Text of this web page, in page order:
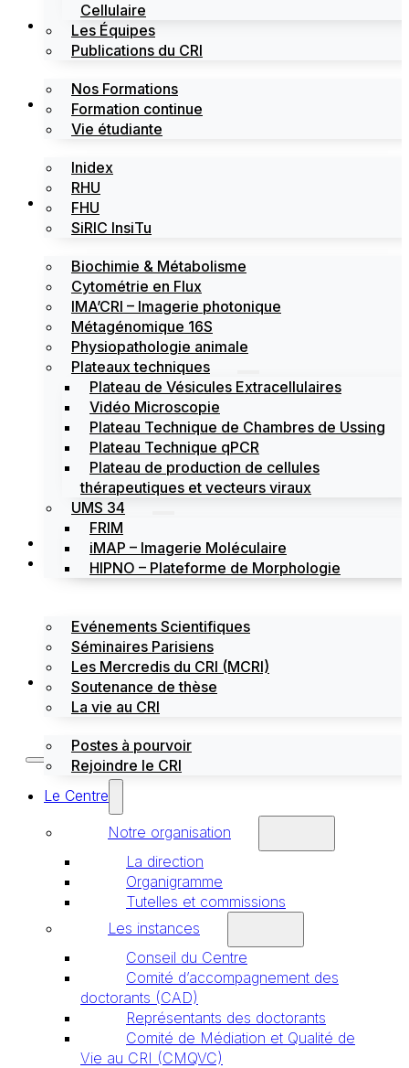
Cellulaire
Les Équipes
Publications du CRI
Formations
Nos Formations
Formation continue
Vie étudiante
Labels
Inidex
RHU
FHU
SiRIC InsiTu
Les plateformes
Biochimie & Métabolisme
Cytométrie en Flux
IMA’CRI – Imagerie photonique
Métagénomique 16S
Physiopathologie animale
Plateaux techniques
Plateau de Vésicules Extracellulaires
Vidéo Microscopie
Plateau Technique de Chambres de Ussing
Plateau Technique qPCR
Plateau de production de cellules
thérapeutiques et vecteurs viraux
UMS 34
FRIM
iMAP – Imagerie Moléculaire
HIPNO – Plateforme de Morphologie
Actualités
Évènements
Evénements Scientifiques
Séminaires Parisiens
Les Mercredis du CRI (MCRI)
Soutenance de thèse
La vie au CRI
Emploi / stages
Postes à pourvoir
Rejoindre le CRI
Le Centre
Notre organisation
La direction
Organigramme
Tutelles et commissions
Les instances
Conseil du Centre
Comité d’accompagnement des
doctorants (CAD)
Représentants des doctorants
Comité de Médiation et Qualité de
Vie au CRI (CMQVC)